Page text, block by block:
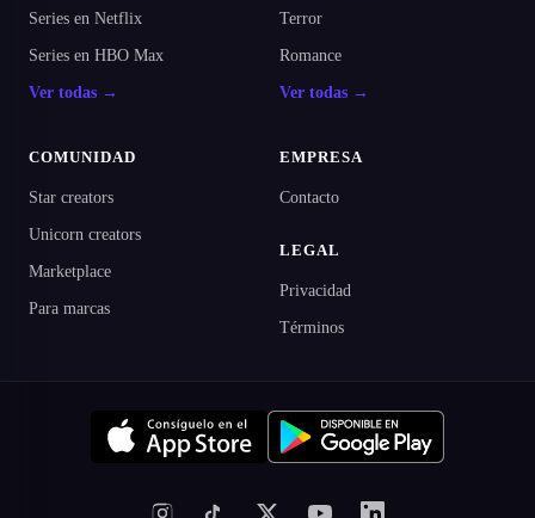
Series en Netflix
Series en HBO Max
Ver todas →
Terror
Romance
Ver todas →
COMUNIDAD
Star creators
Unicorn creators
Marketplace
Para marcas
EMPRESA
Contacto
LEGAL
Privacidad
Términos